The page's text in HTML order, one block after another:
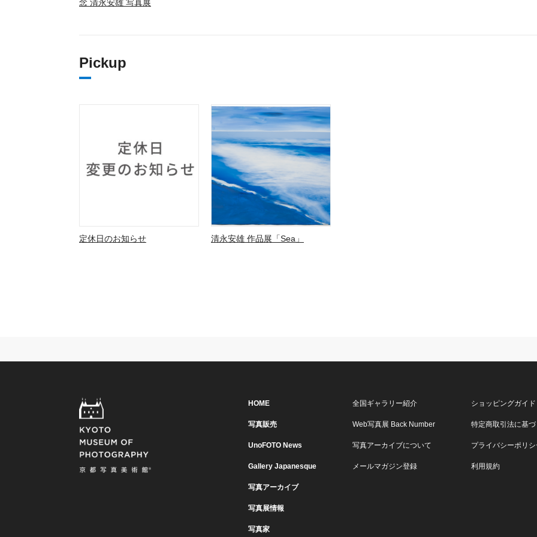
念 清永安雄 写真展
Pickup
定休日のお知らせ 清永安雄 作品展「Sea」
HOME
写真販売
UnoFOTO News
Gallery Japanesque
写真アーカイブ
写真展情報
写真家
全国ギャラリー紹介
Web写真展 Back Number
写真アーカイブについて
メールマガジン登録
ショッピングガイド
特定商取引法に基
プライバシーポリ
利用規約